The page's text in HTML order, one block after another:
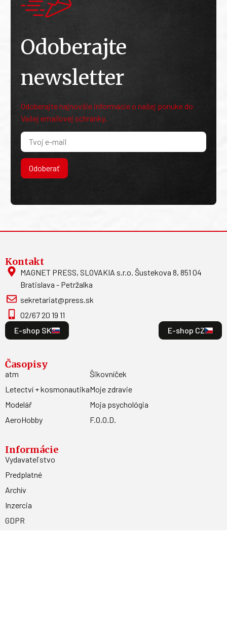
Odoberajte
newsletter
Odoberajte najnovšie informácie o našej ponuke do
Vašej emailovej schránky.
Odoberať
Kontakt
MAGNET PRESS, SLOVAKIA s.r.o. Šustekova 8, 851 04
Bratislava - Petržalka
sekretariat@press.sk
02/67 20 19 11
E-shop SK
E-shop CZ
Časopisy
atm
Letectví + kosmonautika
Modelář
AeroHobby
Šikovníček
Moje zdravie
Moja psychológia
F.O.O.D.
Informácie
Vydavateľstvo
Predplatné
Archív
Inzercia
GDPR